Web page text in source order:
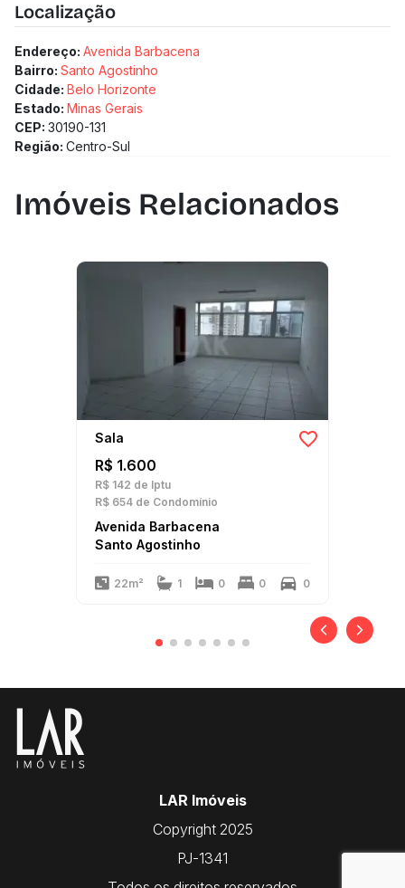
Localização
Endereço: Avenida Barbacena
Bairro: Santo Agostinho
Cidade: Belo Horizonte
Estado: Minas Gerais
CEP: 30190-131
Região: Centro-Sul
Imóveis Relacionados
Sala
R$ 1.600
R$ 142 de Iptu
R$ 654 de Condomínio
Avenida Barbacena
Santo Agostinho
22m² 1 0 0 0
LAR Imóveis
Copyright 2025
PJ-1341